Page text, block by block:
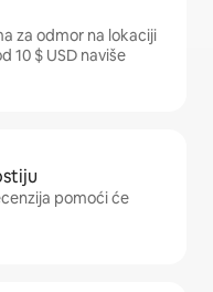
za odmor na lokaciji
10 $ USD naviše
pomoći će